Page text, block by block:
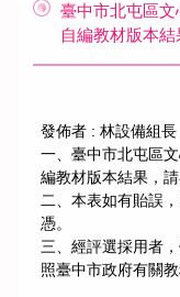
臺中市北屯區
自編教材版本
發佈者 : 林設備組長
一、臺中市北屯區
編教材版本結果，請
二、本表如有貽誤
憑。
三、經評選採用者
照臺中市政府有關